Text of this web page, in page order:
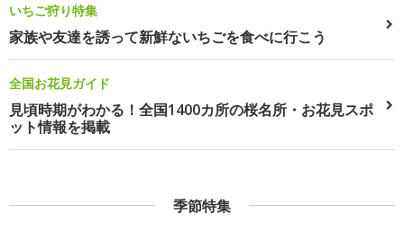
いちご狩り特集
家族や友達を誘って新鮮ないちごを食べに行こう
全国お花見ガイド
見頃時期がわかる！全国1400カ所の桜名所・お花見スポ
ット情報を掲載
季節特集